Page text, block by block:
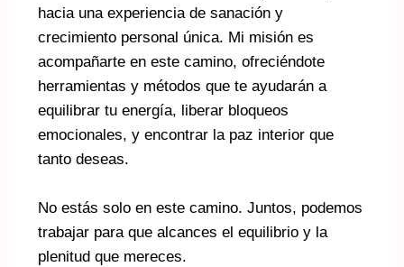
hacia una experiencia de sanación y
crecimiento personal única. Mi misión es
acompañarte en este camino, ofreciéndote
herramientas y métodos que te ayudarán a
equilibrar tu energía, liberar bloqueos
emocionales, y encontrar la paz interior que
tanto deseas.
No estás solo en este camino. Juntos, podemos
trabajar para que alcances el equilibrio y la
plenitud que mereces.